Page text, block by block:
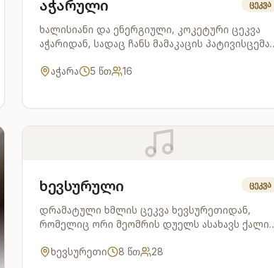
აჭარული ცეკვა
ხალისიანი და ენერგიული, კოკეტური ცეკვა
აჭარიდან, სადაც ჩანს მამაკაცის პატივისცემა
მიმართ.
აჭარა 5 წთ 16
ხევსურული ცეკვა
დრამატული ხმლის ცეკვა ხევსურეთიდან,
რომელიც ორი მეომრის დუელს ასახავს ქალის
ხევსურეთი
8 წთ 28